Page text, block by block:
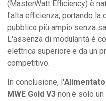
(MasterWatt Efficiency) è
l'alta efficienza, portando la
pubblico più ampio senza
L'assenza di modularità è
elettrica superiore e da un
competitivo.
In conclusione, l'
MWE Gold V3 non è solo un